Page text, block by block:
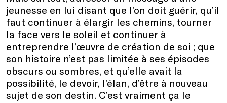
jeunesse en lui disant que l’on doit guérir, qu’il
faut continuer à élargir les chemins, tourner
la face vers le soleil et continuer à
entreprendre l’œuvre de création de soi ; que
son histoire n’est pas limitée à ses épisodes
obscurs ou sombres, et qu’elle avait la
possibilité, le devoir, l’élan, d’être à nouveau
sujet de son destin. C’est vraiment ça le